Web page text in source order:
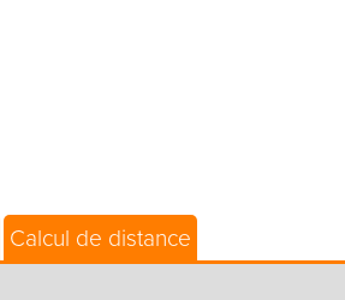
Calcul de distance